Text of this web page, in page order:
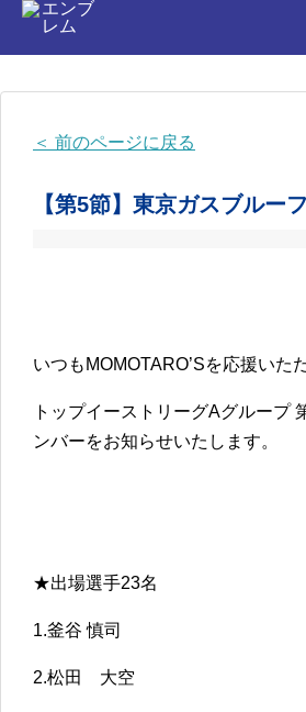
＜ 前のページに戻る
【第5節】東京ガスブルー
いつもMOMOTARO’Sを応援い
トップイーストリーグAグループ
ンバーをお知らせいたします。
★出場選手23名
1.釜谷 慎司
2.松田 大空